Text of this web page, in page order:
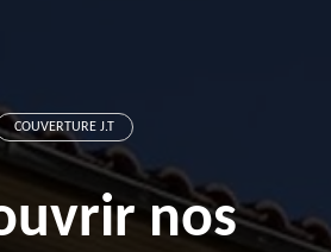
COUVERTURE J.T
nos